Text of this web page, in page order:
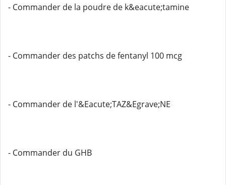
- Commander de la poudre de k&eacute;tamine
- Commander des patchs de fentanyl 100 mcg
- Commander de l'&Eacute;TAZ&Egrave;NE
- Commander du GHB